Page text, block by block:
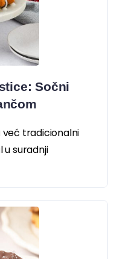
Sočni
već tradicionalni
u suradnji